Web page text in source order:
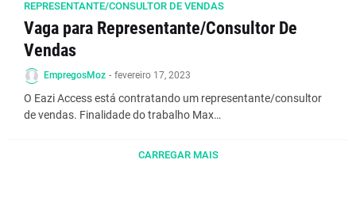
REPRESENTANTE/CONSULTOR DE VENDAS
Vaga para Representante/Consultor De
Vendas
EmpregosMoz - fevereiro 17, 2023
O Eazi Access está contratando um representante/consultor
de vendas. Finalidade do trabalho Max…
CARREGAR MAIS